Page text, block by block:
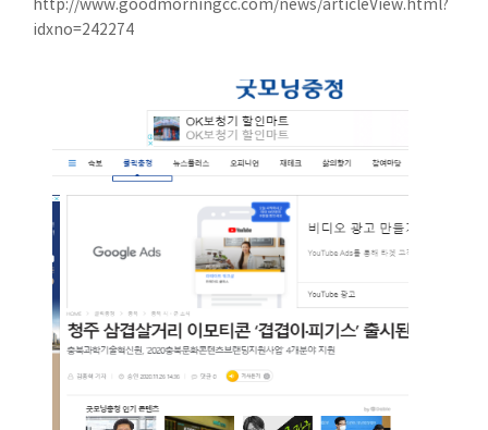
http://www.goodmorningcc.com/news/articleView.html?
idxno=242274